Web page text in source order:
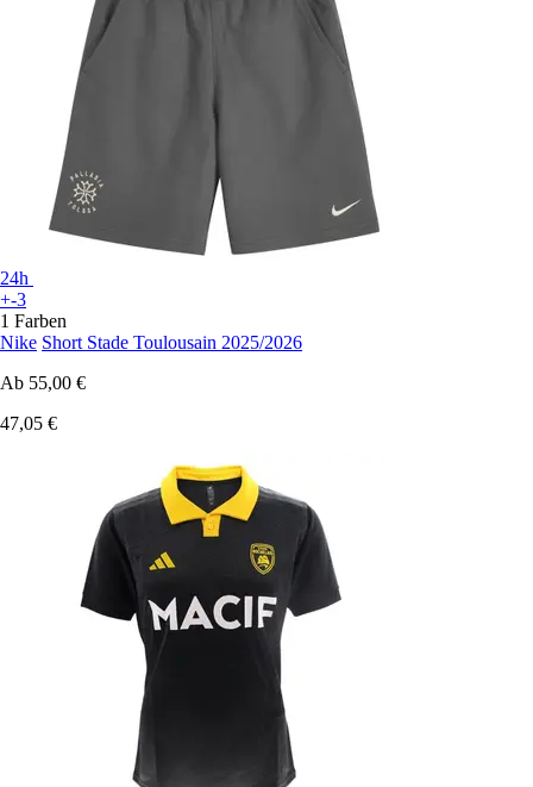
24h
+-3
1 Farben
Nike Short Stade Toulousain 2025/2026
Ab 55,00 €
47,05 €